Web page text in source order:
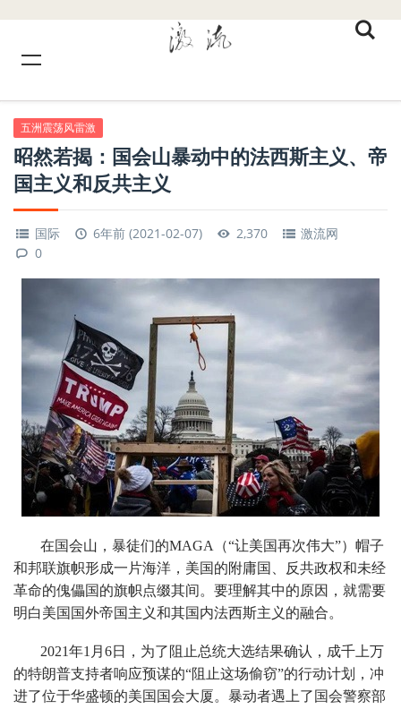
五洲震荡风雷激
昭然若揭：国会山暴动中的法西斯主义、帝
国主义和反共主义
国际 6年前 (2021-02-07) 2,370
激流网
0
在国会山，暴徒们的MAGA（“让美国再次伟大”）帽子
和邦联旗帜形成一片海洋，美国的附庸国、反共政权和未经
革命的傀儡国的旗帜点缀其间。要理解其中的原因，就需要
明白美国国外帝国主义和其国内法西斯主义的融合。
2021年1月6日，为了阻止总统大选结果确认，成千上万
的特朗普支持者响应预谋的“阻止这场偷窃”的行动计划，冲
进了位于华盛顿的美国国会大厦。暴动者遇上了国会警察部